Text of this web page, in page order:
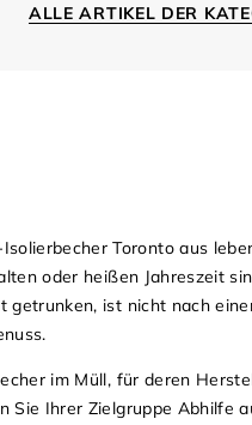
ALLE ARTIKEL DER
Toronto aus
oder heißen Jahreszeit
ist nicht nach
im Müll, für deren
Sie Ihrer Zielgruppe Abhilfe